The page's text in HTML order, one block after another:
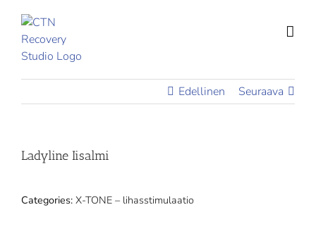
content
Edellinen Seuraava
Ladyline Iisalmi
Categories: X-TONE – lihasstimulaatio